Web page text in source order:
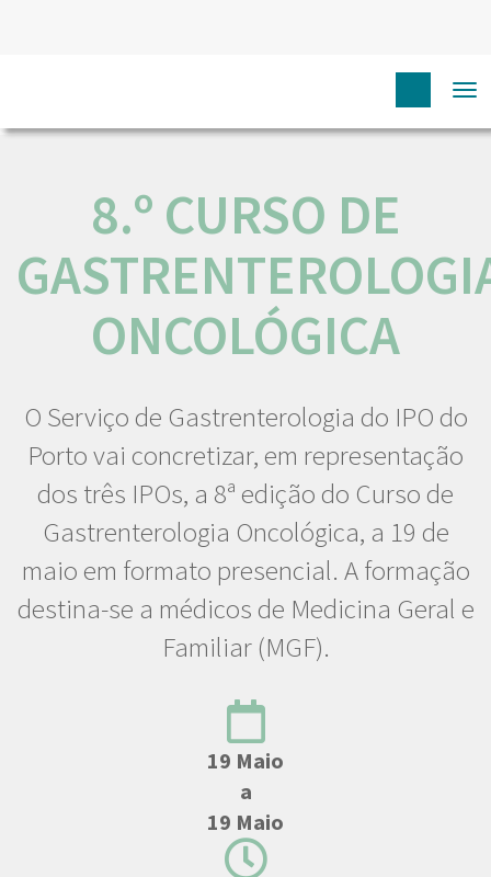
8.º CURSO DE
ONCOLÓGICA
O Serviço de Gastrenterologia do IPO do
Porto vai concretizar, em representação
dos três IPOs, a 8ª edição do Curso de
Gastrenterologia Oncológica, a 19 de
maio em formato presencial. A formação
destina-se a médicos de Medicina Geral e
Familiar (MGF).
19 Maio
a
19 Maio